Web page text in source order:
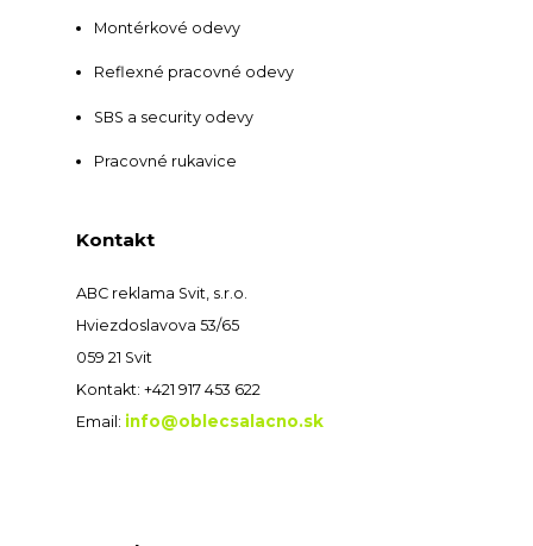
Montérkové odevy
Reflexné pracovné odevy
SBS a security odevy
Pracovné rukavice
Kontakt
ABC reklama Svit, s.r.o.
Hviezdoslavova 53/65
059 21 Svit
Kontakt: +421 917 453 622
Email: info@oblecsalacno.sk